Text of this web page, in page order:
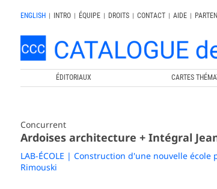
ENGLISH | INTRO | ÉQUIPE | DROITS | CONTACT | AIDE |
ÉDITORIAUX CARTES
Concurrent
Ardoises architecture + Intégral
LAB-ÉCOLE | Construction d'une nouvelle
Rimouski